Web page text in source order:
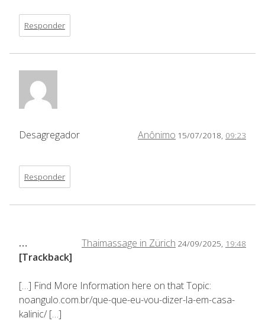
Responder
Anônimo 15/07/2018, 09:23
Desagregador
Responder
Thaimassage in Zürich 24/09/2025, 19:48
…
[Trackback]
[…] Find More Information here on that Topic:
noangulo.com.br/que-que-eu-vou-dizer-la-em-casa-
kalinic/ […]